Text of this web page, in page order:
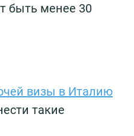
быть менее 30
визы в Италию
такие